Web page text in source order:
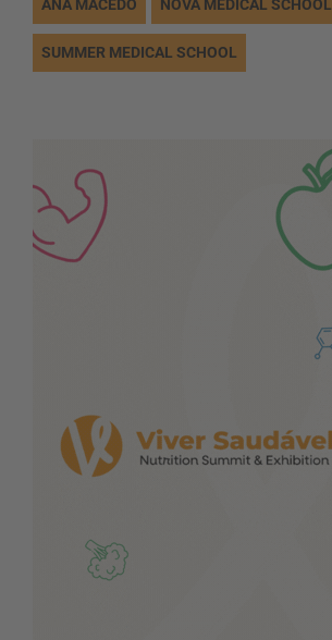
ANA MACEDO NOVA MEDICAL SCHOOL
SUMMER MEDICAL SCHOOL